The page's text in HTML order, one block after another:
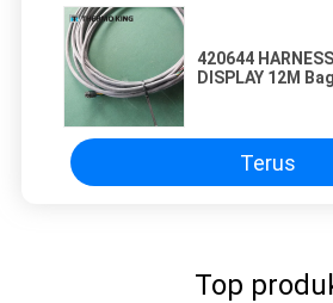
420644
DISPLAY 12M
Terus
Top